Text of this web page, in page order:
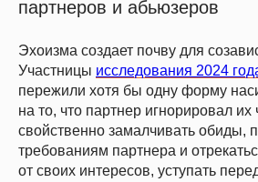
партнеров и абьюзеров
Эхоизма создает почву для
Участницы исследования 2024
пережили хотя бы одну форму
на то, что партнер игнорировал
свойственно замалчивать обиды,
требованиям партнера и
от своих интересов, уступать